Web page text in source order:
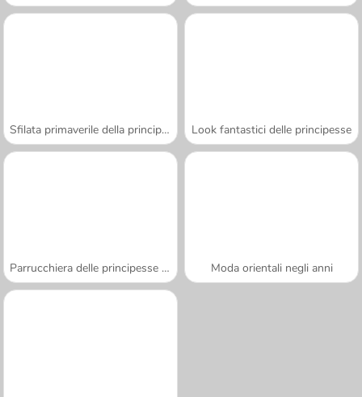
Sfilata primaverile della principessa Look fantastici delle principesse
Parrucchiera delle principesse spose Moda orientali negli anni